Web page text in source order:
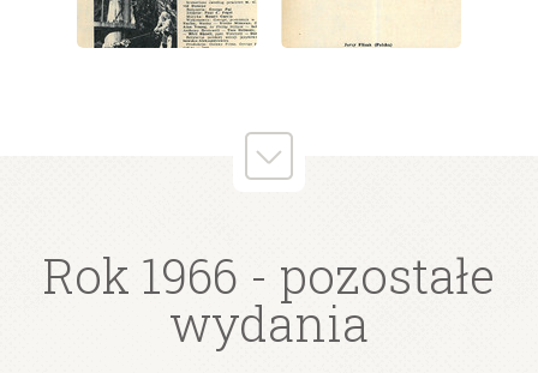
wydanie: 27/1966 wydanie: 27/1966
wydanie: 27/1966 wydanie: 27/1966
Rok 1966 - pozostałe
wydania